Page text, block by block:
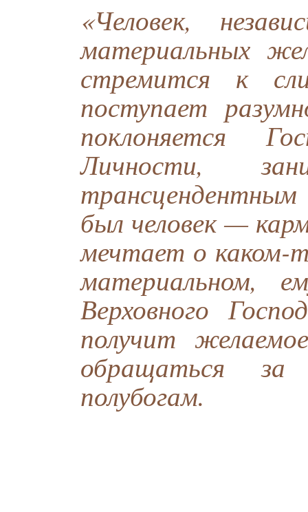
«Человек,
материальных
стремится к
поступает
поклоняется
Личности,
был человек —
мечтает о каком-
материальном,
Верховного
получит
обращаться
полубогам.